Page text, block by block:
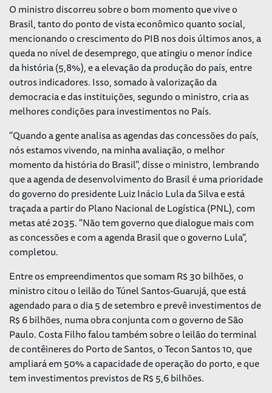
O ministro discorreu sobre o bom momento que vive o
Brasil, tanto do ponto de vista econômico quanto social,
mencionando o crescimento do PIB nos dois últimos anos, a
queda no nível de desemprego, que atingiu o menor índice
da história (5,8%), e a elevação da produção do país, entre
outros indicadores. Isso, somado à valorização da
democracia e das instituições, segundo o ministro, cria as
melhores condições para investimentos no País.
"Quando a gente analisa as agendas das concessões do país,
nós estamos vivendo, na minha avaliação, o melhor
momento da história do Brasil", disse o ministro, lembrando
que a agenda de desenvolvimento do Brasil é uma prioridade
do governo do presidente Luiz Inácio Lula da Silva e está
traçada a partir do Plano Nacional de Logística (PNL), com
metas até 2035. "Não tem governo que dialogue mais com
as concessões e com a agenda Brasil que o governo Lula",
completou.
Entre os empreendimentos que somam R$ 30 bilhões, o
ministro citou o leilão do Túnel Santos-Guarujá, que está
agendado para o dia 5 de setembro e prevê investimentos de
R$ 6 bilhões, numa obra conjunta com o governo de São
Paulo. Costa Filho falou também sobre o leilão do terminal
de contêineres do Porto de Santos, o Tecon Santos 10, que
ampliará em 50% a capacidade de operação do porto, e que
tem investimentos previstos de R$ 5,6 bilhões.